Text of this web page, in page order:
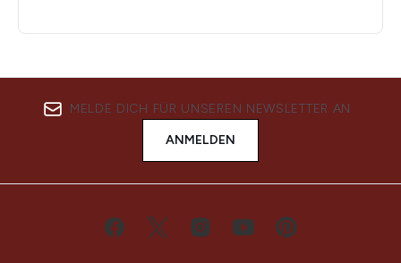
MELDE DICH FÜR UNSEREN NEWSLETTER AN
ANMELDEN